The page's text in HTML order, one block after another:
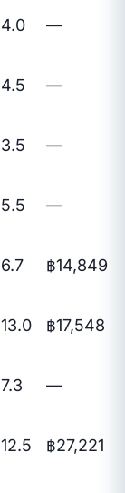
4.0 —
4.5 —
3.5 —
5.5 —
6.7 ฿14,849
13.0 ฿17,548
7.3 —
12.5 ฿27,221